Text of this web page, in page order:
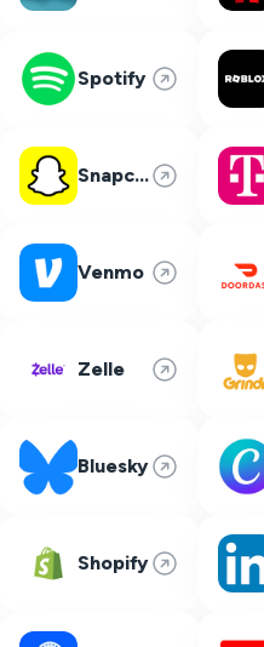
Spotify
Snapchat
Venmo
Zelle
Bluesky
Shopify